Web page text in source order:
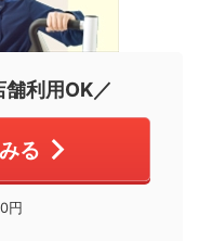
利用OK／
る
円